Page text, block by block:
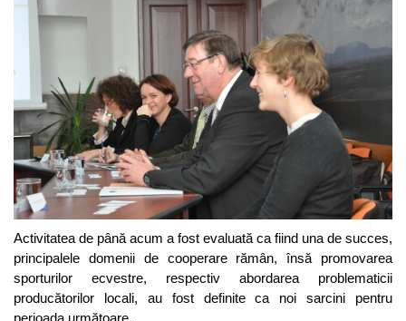
Activitatea de până acum a fost evaluată ca fiind una de succes,
principalele domenii de cooperare rămân, însă promovarea
sporturilor ecvestre, respectiv abordarea problematicii
producătorilor locali, au fost definite ca noi sarcini pentru